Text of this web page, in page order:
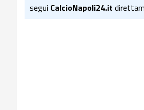
segui CalcioNapoli24.it